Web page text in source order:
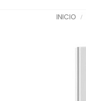
INICIO